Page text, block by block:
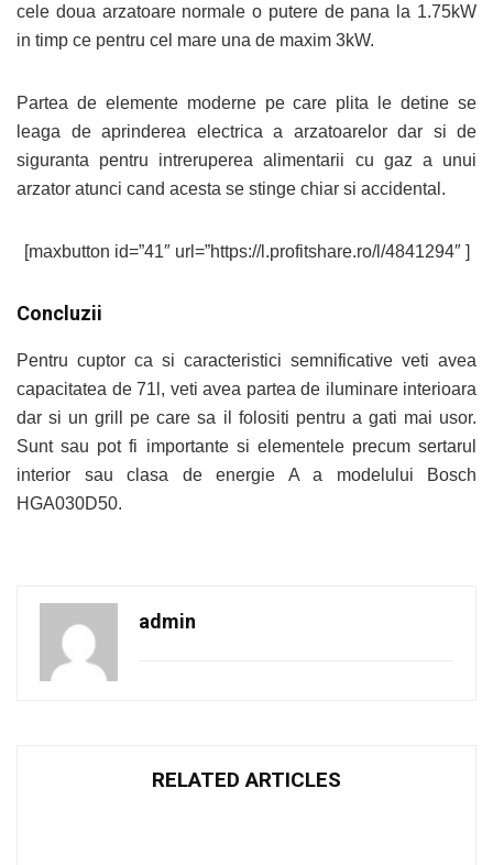
cele doua arzatoare normale o putere de pana la 1.75kW
in timp ce pentru cel mare una de maxim 3kW.
Partea de elemente moderne pe care plita le detine se
leaga de aprinderea electrica a arzatoarelor dar si de
siguranta pentru intreruperea alimentarii cu gaz a unui
arzator atunci cand acesta se stinge chiar si accidental.
[maxbutton id=”41″ url=”https://l.profitshare.ro/l/4841294″ ]
Concluzii
Pentru cuptor ca si caracteristici semnificative veti avea
capacitatea de 71l, veti avea partea de iluminare interioara
dar si un grill pe care sa il folositi pentru a gati mai usor.
Sunt sau pot fi importante si elementele precum sertarul
interior sau clasa de energie A a modelului Bosch
HGA030D50.
admin
RELATED ARTICLES